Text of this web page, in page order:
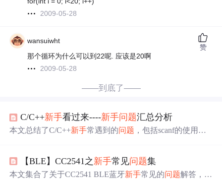
2009-05-28
wansuiwht
那个循环为什么可以到22呢. 应该是20啊
2009-05-28
赞
——到底了——
C/C++新手看过来----新手问题汇总分析
本文总结了C/C++新手常遇到的问题 ，包括scanf的使用误
of的误用、项目类型选择、switch...case的限制、整除错
误、链表节点创建等，并计划逐一给出解决办法和注意事
【BLE】CC2541之 新手常见问题集
本文集合了关于CC2541 BLE蓝牙新手常见的问题解答，包